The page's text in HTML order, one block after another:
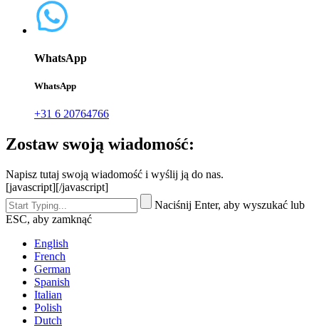
WhatsApp
WhatsApp
+31 6 20764766
Zostaw swoją wiadomość:
Napisz tutaj swoją wiadomość i wyślij ją do nas.
[javascript][/javascript]
Naciśnij Enter, aby wyszukać lub
ESC, aby zamknąć
English
French
German
Spanish
Italian
Polish
Dutch